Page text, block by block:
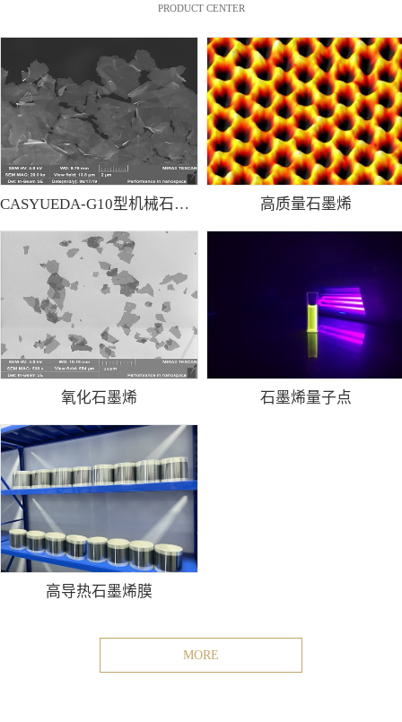
PRODUCT CENTER
CASYUEDA-G10型机械石墨烯粉 高质量石墨烯
氧化石墨烯 石墨烯量子点
高导热石墨烯膜
MORE